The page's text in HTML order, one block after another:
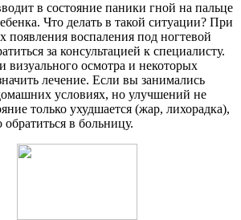
в состояние паники гной на пальце
Что делать в такой ситуации? При
появления воспаления под ногтевой
за консультацией к специалисту.
визуального осмотра и некоторых
лечение. Если вы занимались
условиях, но улучшений не
только ухудшается (жар, лихорадка),
в больницу.